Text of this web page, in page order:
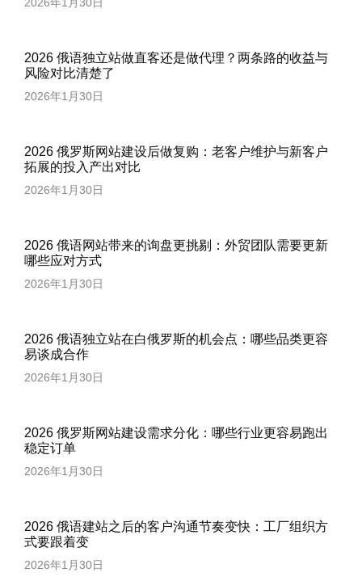
2026 俄语独立站做直客还是做代理？两条路的收益与
风险对比清楚了
2026年1月30日
2026 俄罗斯网站建设后做复购：老客户维护与新客户
拓展的投入产出对比
2026年1月30日
2026 俄语网站带来的询盘更挑剔：外贸团队需要更新
哪些应对方式
2026年1月30日
2026 俄语独立站在白俄罗斯的机会点：哪些品类更容
易谈成合作
2026年1月30日
2026 俄罗斯网站建设需求分化：哪些行业更容易跑出
稳定订单
2026年1月30日
2026 俄语建站之后的客户沟通节奏变快：工厂组织方
式要跟着变
2026年1月30日